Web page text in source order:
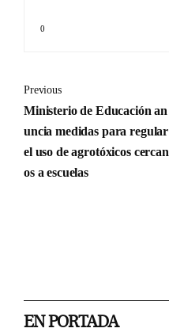
0
Previous
Ministerio de Educación an
uncia medidas para regular
el uso de agrotóxicos cercan
os a escuelas
EN PORTADA